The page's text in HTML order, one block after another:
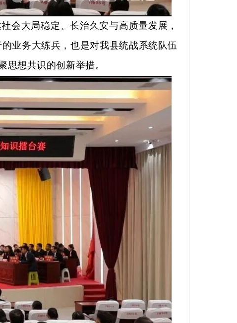
会大局稳定、长治久安与高质量发展，
业务大练兵，也是对我县统战系统队伍
想共识的创新举措。